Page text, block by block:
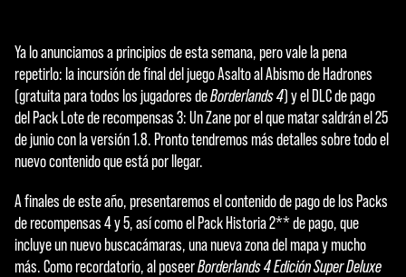
Ya lo anunciamos a principios de esta semana, pero vale la pena
repetirlo: la incursión de final del juego Asalto al Abismo de Hadrones
(gratuita para todos los jugadores deBorderlands 4) y el DLC de pago
del Pack Lote de recompensas 3: Un Zane por el que matar saldrán el 25
de junio con la versión 1.8. Pronto tendremos más detalles sobre todo el
nuevo contenido que está por llegar.
A finales de este año, presentaremos el contenido de pago de los Packs
de recompensas 4 y 5, así como el Pack Historia 2** de pago, que
incluye un nuevo buscacámaras, una nueva zona del mapa y mucho
más. Como recordatorio, al poseerBorderlands 4 Edición Super Deluxe